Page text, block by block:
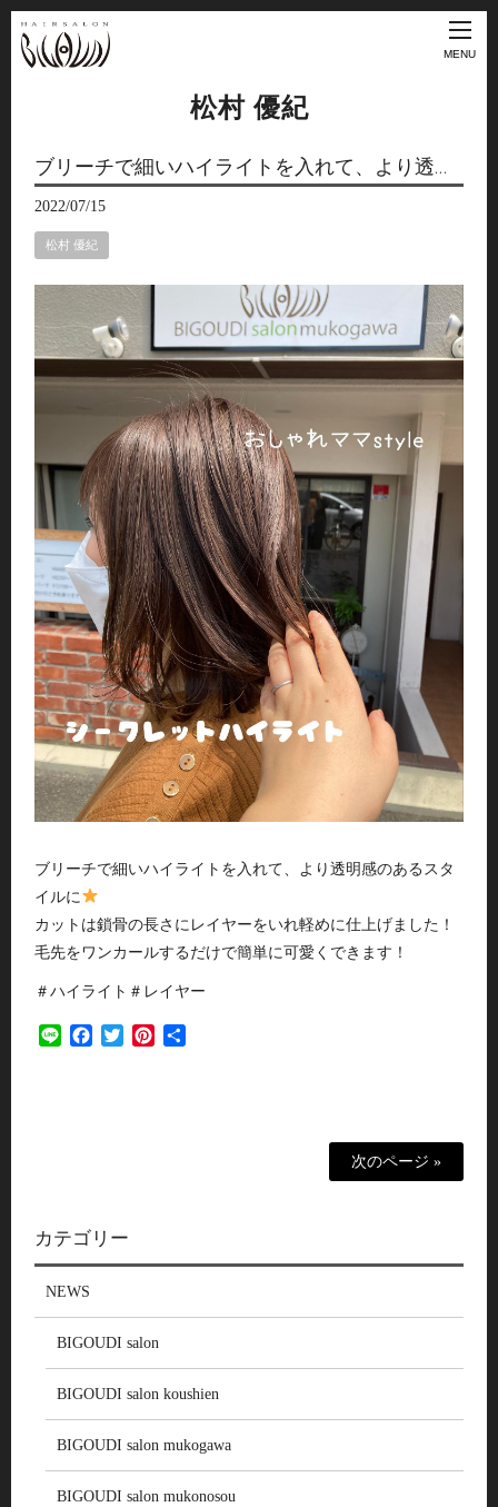
MENU
松村 優紀
ブリーチで細いハイライトを入れて、より透…
2022/07/15
松村 優紀
ブリーチで細いハイライトを入れて、より透明感のあるスタ
イルに
カットは鎖骨の長さにレイヤーをいれ軽めに仕上げました！
毛先をワンカールするだけで簡単に可愛くできます！
＃ハイライト＃レイヤー
Line FacebookTwitterPinterest
次のページ »
カテゴリー
NEWS
BIGOUDI salon
BIGOUDI salon koushien
BIGOUDI salon mukogawa
BIGOUDI salon mukonosou